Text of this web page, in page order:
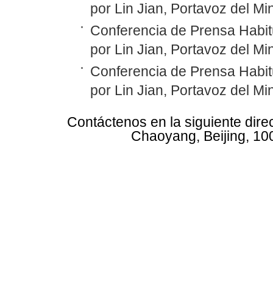
por Lin Jian, Portavoz del
Conferencia de Prensa
por Lin Jian, Portavoz del
Conferencia de Prensa
por Lin Jian, Portavoz del
Contáctenos en la siguiente
Chaoyang, Beijing,